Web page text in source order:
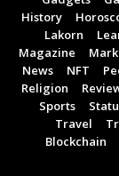
History
Lakorn
Magazine
News
NFT
Religion
Sports
Travel
Blockchain